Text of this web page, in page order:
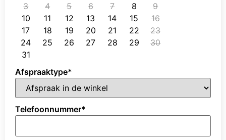
3
4 5 6 7 8
9
10
11 12 13 14 15
16
17
18 19 20 21 22
23
24
25 26 27 28 29
30
31
Afspraaktype*
Telefoonnummer*